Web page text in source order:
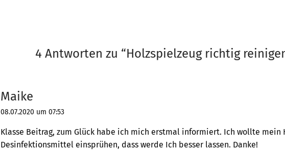
4 Antworten zu “Holzspielzeug richtig
Maike
08.07.2020 um 07:53
Klasse Beitrag, zum Glück habe ich mich erstmal informiert. Ich wollte mein
Desinfektionsmittel einsprühen, dass werde Ich besser lassen. Danke!